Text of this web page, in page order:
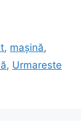
, mașină,
, Urmareste